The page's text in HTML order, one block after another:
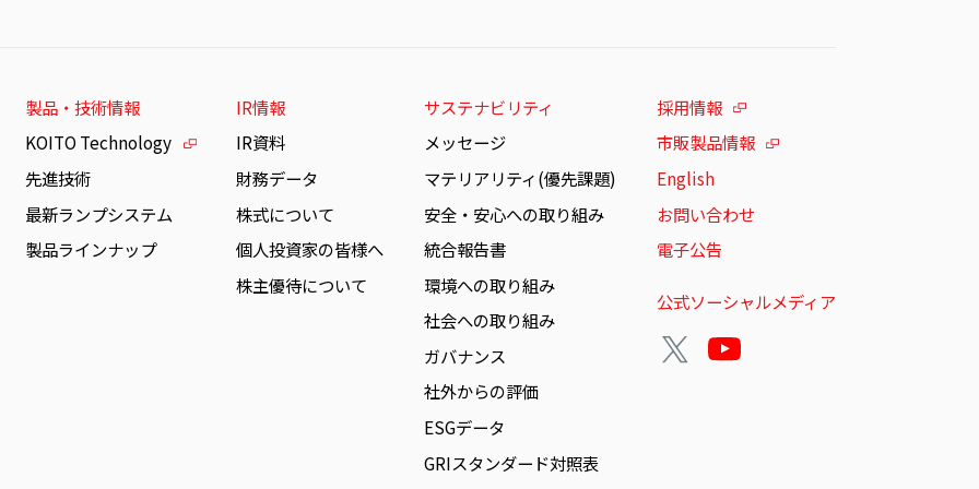
製品・技術情報
KOITO Technology
先進技術
最新ランプシステム
製品ラインナップ
IR情報
IR資料
財務データ
株式について
個人投資家の皆様へ
株主優待について
サステナビリティ
メッセージ
マテリアリティ(優先課題)
安全・安心への取り組み
統合報告書
環境への取り組み
社会への取り組み
ガバナンス
社外からの評価
ESGデータ
GRIスタンダード対照表
採用情報
市販製品情報
English
お問い合わせ
電子公告
公式ソーシャルメディア